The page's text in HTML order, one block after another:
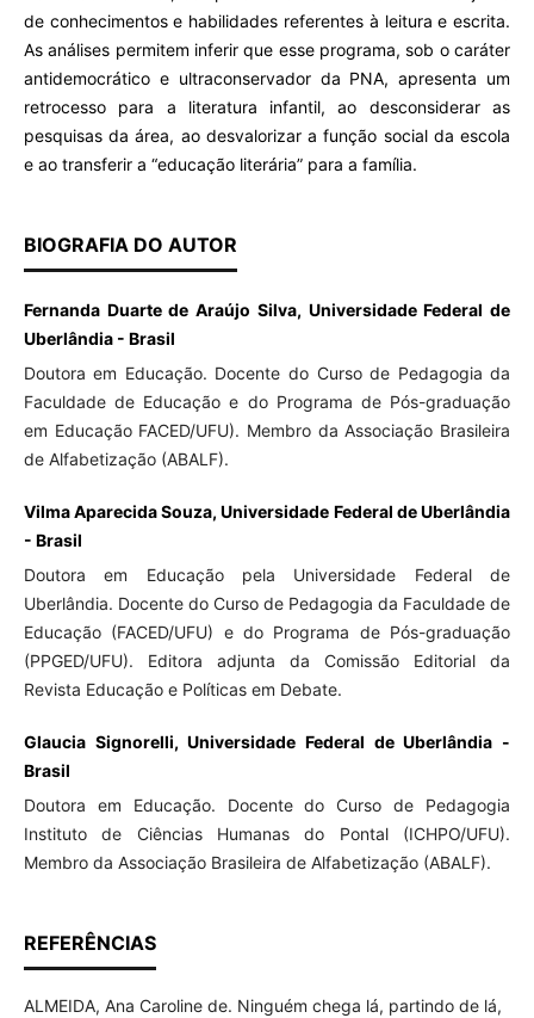
de conhecimentos e habilidades referentes à leitura e escrita.
As análises permitem inferir que esse programa, sob o caráter
antidemocrático e ultraconservador da PNA, apresenta um
retrocesso para a literatura infantil, ao desconsiderar as
pesquisas da área, ao desvalorizar a função social da escola
e ao transferir a “educação literária” para a família.
BIOGRAFIA DO AUTOR
Fernanda Duarte de Araújo Silva, Universidade Federal de
Uberlândia - Brasil
Doutora em Educação. Docente do Curso de Pedagogia da
Faculdade de Educação e do Programa de Pós-graduação
em Educação FACED/UFU). Membro da Associação Brasileira
de Alfabetização (ABALF).
Vilma Aparecida Souza, Universidade Federal de Uberlândia
- Brasil
Doutora em Educação pela Universidade Federal de
Uberlândia. Docente do Curso de Pedagogia da Faculdade de
Educação (FACED/UFU) e do Programa de Pós-graduação
(PPGED/UFU). Editora adjunta da Comissão Editorial da
Revista Educação e Políticas em Debate.
Glaucia Signorelli, Universidade Federal de Uberlândia -
Brasil
Doutora em Educação. Docente do Curso de Pedagogia
Instituto de Ciências Humanas do Pontal (ICHPO/UFU).
Membro da Associação Brasileira de Alfabetização (ABALF).
REFERÊNCIAS
ALMEIDA, Ana Caroline de. Ninguém chega lá, partindo de lá,